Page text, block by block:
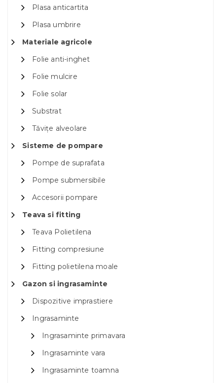
Plasa anticartita
Plasa umbrire
Materiale agricole
Folie anti-inghet
Folie mulcire
Folie solar
Substrat
Tăvițe alveolare
Sisteme de pompare
Pompe de suprafata
Pompe submersibile
Accesorii pompare
Teava si fitting
Teava Polietilena
Fitting compresiune
Fitting polietilena moale
Gazon si ingrasaminte
Dispozitive imprastiere
Ingrasaminte
Ingrasaminte primavara
Ingrasaminte vara
Ingrasaminte toamna